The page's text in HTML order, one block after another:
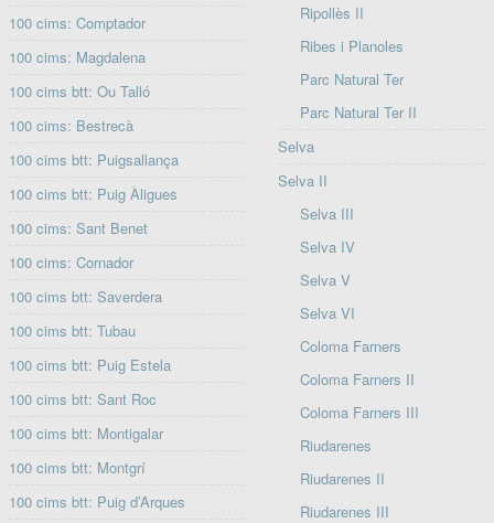
100 cims: Comptador
100 cims: Magdalena
100 cims btt: Ou Talló
100 cims: Bestrecà
100 cims btt: Puigsallança
100 cims btt: Puig Àligues
100 cims: Sant Benet
100 cims: Cornador
100 cims btt: Saverdera
100 cims btt: Tubau
100 cims btt: Puig Estela
100 cims btt: Sant Roc
100 cims btt: Montigalar
100 cims btt: Montgrí
100 cims btt: Puig d’Arques
Ripollès II
Ribes i Planoles
Parc Natural Ter
Parc Natural Ter II
Selva
Selva II
Selva III
Selva IV
Selva V
Selva VI
Coloma Farners
Coloma Farners II
Coloma Farners III
Riudarenes
Riudarenes II
Riudarenes III